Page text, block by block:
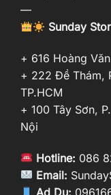
—
Sunday
+ 616 Hoàng
+ 222 Đề Thám,
TP.HCM
+ 100 Tây Sơn,
Nội
Hotline: 086
Email:
Ad Du: